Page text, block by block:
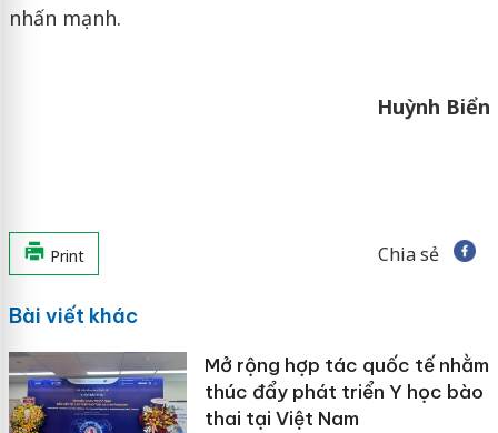
nhấn mạnh.
Huỳnh Biển
Print Chia sẻ
Bài viết khác
Mở rộng hợp tác quốc tế nhằm
thúc đẩy phát triển Y học bào
thai tại Việt Nam